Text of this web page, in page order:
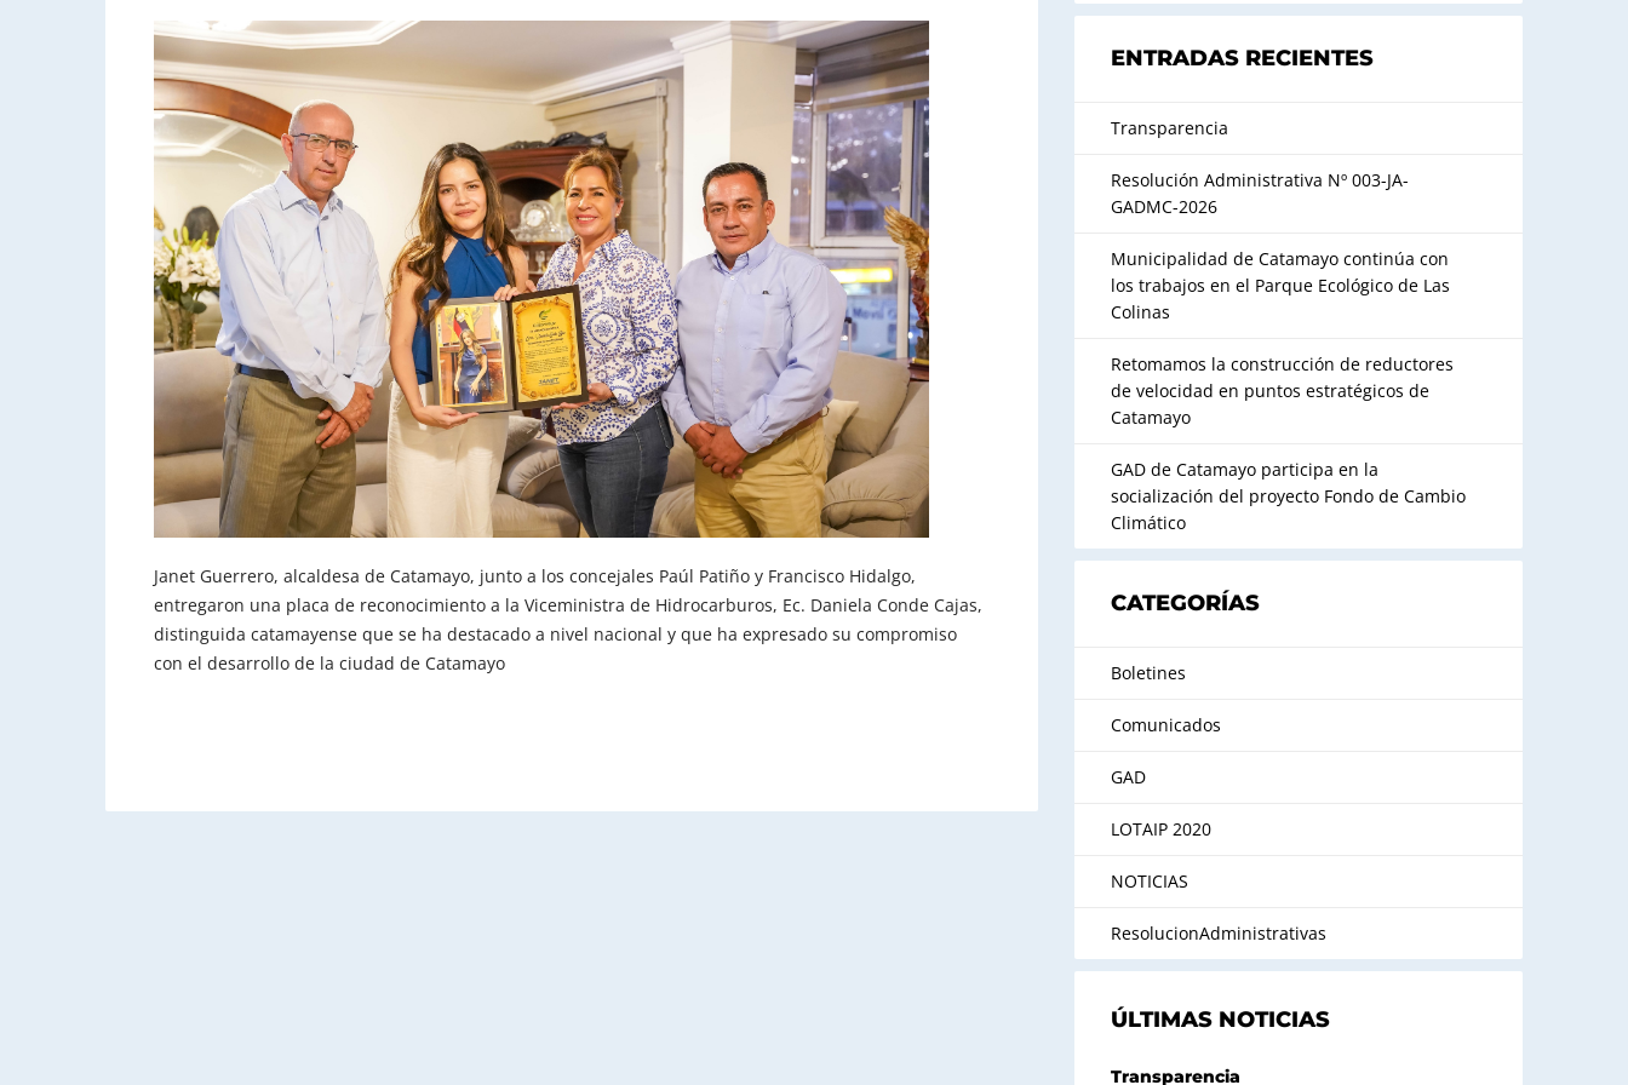
Janet Guerrero, alcaldesa de Catamayo, junto a los concejales Paúl Patiño y Francisco Hidalgo,
entregaron una placa de reconocimiento a la Viceministra de Hidrocarburos, Ec. Daniela Conde Cajas,
distinguida catamayense que se ha destacado a nivel nacional y que ha expresado su compromiso
con el desarrollo de la ciudad de Catamayo
ENTRADAS RECIENTES
Transparencia
Resolución Administrativa Nº 003-JA-
GADMC-2026
Municipalidad de Catamayo continúa con
los trabajos en el Parque Ecológico de Las
Colinas
Retomamos la construcción de reductores
de velocidad en puntos estratégicos de
Catamayo
GAD de Catamayo participa en la
socialización del proyecto Fondo de Cambio
Climático
CATEGORÍAS
Boletines
Comunicados
GAD
LOTAIP 2020
NOTICIAS
ResolucionAdministrativas
ÚLTIMAS NOTICIAS
Transparencia